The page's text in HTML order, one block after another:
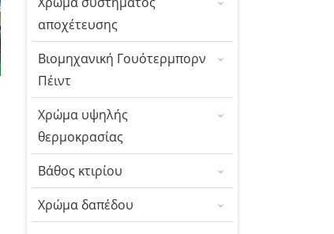
αποχέτευσης
Βιομηχανική Γουότερμπορν
Πέιντ
Χρώμα υψηλής
θερμοκρασίας
Βάθος κτιρίου
Χρώμα δαπέδου